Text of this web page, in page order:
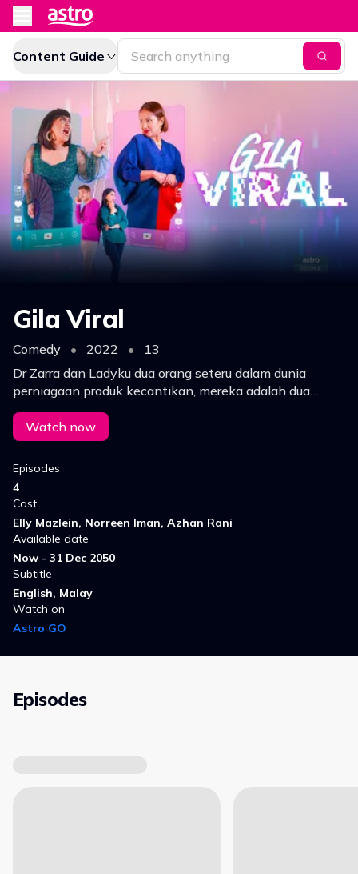
Content Guide
Gila Viral
Comedy • 2022 •
13
Dr Zarra dan Ladyku dua orang seteru dalam dunia
perniagaan produk kecantikan, mereka adalah dua
sahabat baik yang saling menyanyangi dalam
berselisih faham kerana permasalahan cinta.
Watch now
Episodes
4
Cast
Elly Mazlein, Norreen Iman, Azhan Rani
Available date
Now - 31 Dec 2050
Subtitle
English, Malay
Watch on
Astro GO
Episodes